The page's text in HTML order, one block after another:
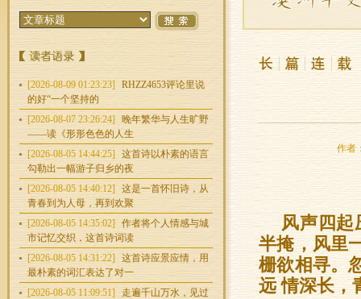
[2026-08-09 01:23:23]
RHZZ4653评论里说
的好“一个坚持的
[2026-08-07 23:26:24]
晚年繁华与人生旷野
——读《形形色色的人生
[2026-08-05 14:44:25]
这首诗以朴素的语言
勾勒出一幅游子归乡的夜
[2026-08-05 14:40:12]
这是一首怀旧诗，从
青春到为人母，再到欢聚
[2026-08-05 14:35:02]
作者将个人情感与城
市记忆交织，这首诗词读
[2026-08-05 14:31:22]
这首诗应景应情，用
最朴素的词汇表达了对一
[2026-08-05 11:09:51]
走遍千山万水，见过
作者
风声四起
半掩，风里
栅欲相寻。
远 情深长，